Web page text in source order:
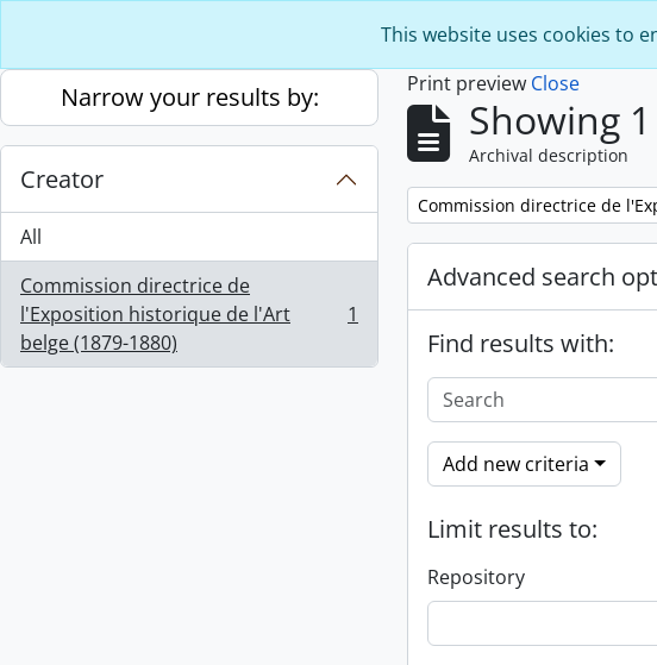
This website uses cookies to
Narrow your results by:
Creator
All
Commission directrice de
l'Exposition historique de l'Art
belge (1879-1880)
, 1 results 1
Print preview Close
Showing
Archival description
Remove filter:
Commission directrice de
Advanced search
Find results with:
Add new criteria
Limit results to:
Repository